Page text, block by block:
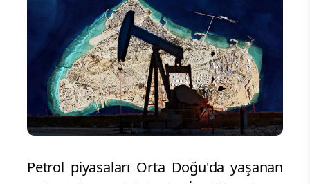
Petrol piyasaları Orta Doğu'da yaşanan